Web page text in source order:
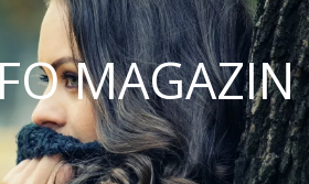
MAGAZIN